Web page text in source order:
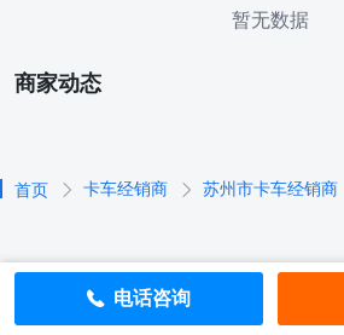
暂无数据
商家动态
首页 卡车经销商 苏州市卡车经销商
电话咨询